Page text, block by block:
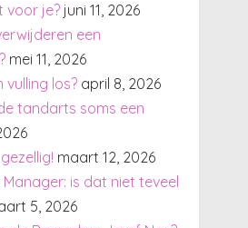
voor je? juni 11, 2026
een
mei 11, 2026
vulling los? april 8, 2026
tandarts soms een
maart 12, 2026
is dat niet teveel
5, 2026